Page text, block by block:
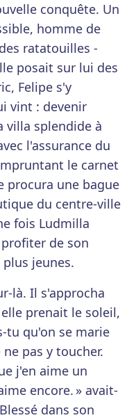
conquête. Un
homme de
ratatouilles -
posait sur lui des
Felipe s'y
vint : devenir
villa splendide à
l'assurance du
le carnet
procura une bague
du centre-ville
fois Ludmilla
de son
jeunes.
là. Il s'approcha
prenait le soleil,
tu qu'on se marie
pas y toucher.
j'en aime un
encore. » avait-
dans son